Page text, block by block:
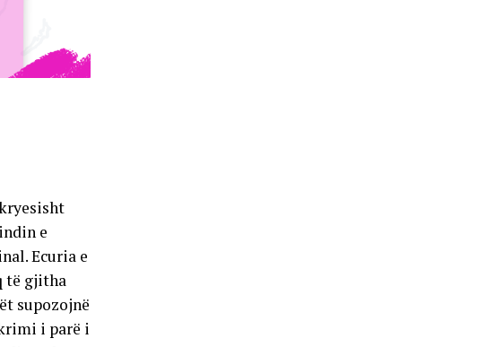
e
Ecuria e
të gjitha
supozojnë
i parë i